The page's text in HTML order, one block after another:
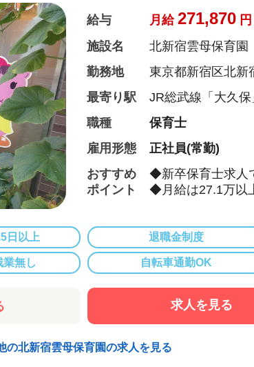
給与 月給 271,870 円
施設名
北新宿雲母保育園
勤務地
東京都新宿区北新
最寄り駅
JR総武線「大久
職種
保育士
雇用形態
正社員(常勤)
おすすめ
ポイント
◆新卒保育士求人
◆月給は27.1万以
◆雲母保育園は60
になります
◆仕事もプライベ
◆残業少な目です
ない仕組みにな
◆行事は最低限で
◆日々の保育を大
日以上 退職金制度
業無し 自転車通勤OK
求人を見る
の北新宿雲母保育園の求人を見る